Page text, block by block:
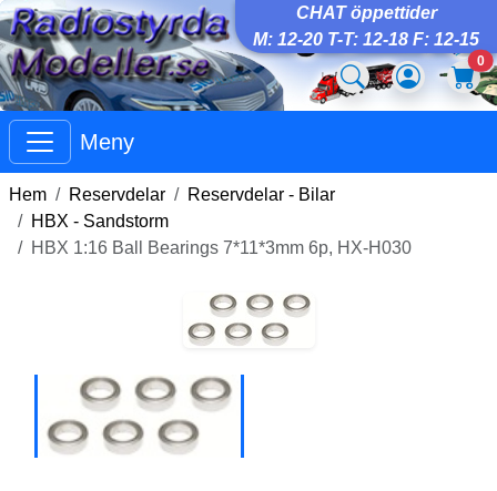
CHAT öppettider
M: 12-20 T-T: 12-18 F: 12-15
0
Meny
Hem Reservdelar
Reservdelar - Bilar
HBX - Sandstorm
HBX 1:16 Ball Bearings 7*11*3mm 6p, HX-H030